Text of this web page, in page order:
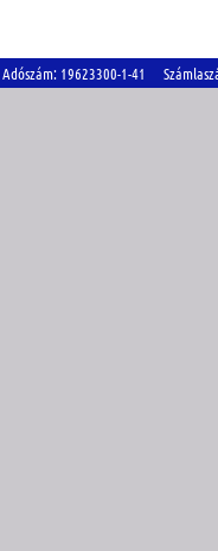
Adószám: 19623300-1-41